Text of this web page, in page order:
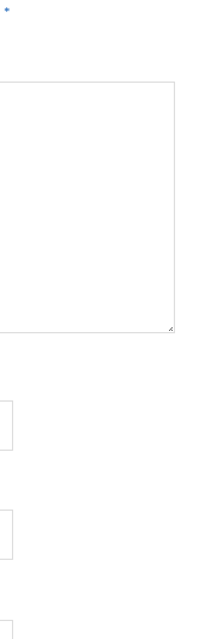
*